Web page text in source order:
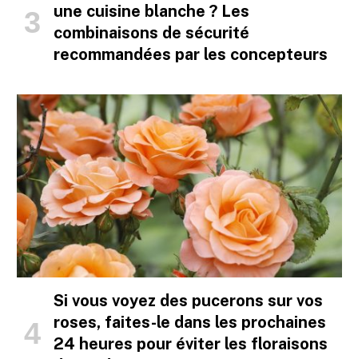
une cuisine blanche ? Les
combinaisons de sécurité
recommandées par les concepteurs
Si vous voyez des pucerons sur vos
roses, faites-le dans les prochaines
24 heures pour éviter les floraisons